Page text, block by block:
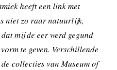
heeft een link met
niet zo raar natuurlijk,
mij de eer werd gegund
te geven. Verschillende
collecties van Museum of